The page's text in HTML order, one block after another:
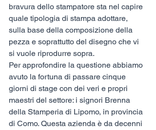
bravura dello stampatore sta nel capire
quale tipologia di stampa adottare,
sulla base della composizione della
pezza e soprattutto del disegno che vi
si vuole riprodurre sopra.
Per approfondire la questione abbiamo
avuto la fortuna di passare cinque
giorni di stage con dei veri e propri
maestri del settore: i signori Brenna
della Stamperia di Lipomo, in provincia
di Como. Questa azienda è da decenni